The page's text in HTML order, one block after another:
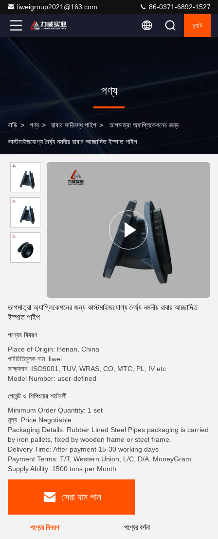
liweigroup2021@163.com 86-0371-6892-1527
চ্যাট
পণ্য
বাড়ি > পণ্য > রাবার সারিবদ্ধ পাইপ > তাপমাত্রা অ্যাপ্লিকেশনের জন্য
কাস্টমাইজযোগ্য দৈর্ঘ্য নমনীয় রাবার আচ্ছাদিত ইস্পাত পাইপ
তাপমাত্রা অ্যাপ্লিকেশনের জন্য কাস্টমাইজযোগ্য দৈর্ঘ্য নমনীয় রাবার আচ্ছাদিত
ইস্পাত পাইপ
পণ্যের বিবরণ
Place of Origin: Henan, China
পরিচিতিমুলক নাম: liwei
সাক্ষ্যদান: ISO9001, TUV, WRAS, CO, MTC, PL, IV etc
Model Number: user-defined
পেমেন্ট ও শিপিংয়ের শর্তাবলী
Minimum Order Quantity: 1 set
মূল্য: Price Negotiable
Packaging Details: Rubber Lined Steel Pipes packaging is carried
by iron pallets, fixed by wooden frame or steel frame.
Delivery Time: After payment 15-30 working days
Payment Terms: T/T, Western Union, L/C, D/A, MoneyGram
Supply Ability: 1500 tons per Month
সেরা দাম পান
পণ্যের বিবরণ পণ্যের বর্ণনা